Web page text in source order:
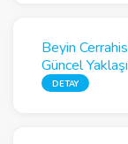
Beyin
Güncel
DETAY